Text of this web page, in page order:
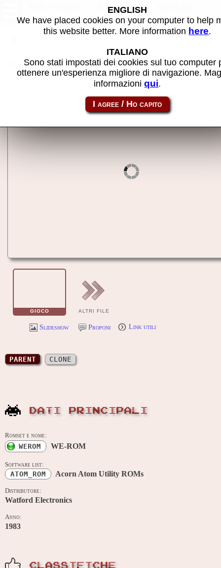
WE-ROM - Software MAME
Condividi la pagina usando questo link:
atom_rom-werom
GIOCO ALTRI FILE
Slideshow Proponi Link utili
PARENT CLONE
DATI PRINCIPALI
Romset e nome:
WEROM WE-ROM
Software list:
ATOM_ROM Acorn Atom Utility ROMs
Distributore:
Watford Electronics
Anno:
1983
CLASSIFICHE
ENGLISH
We have placed cookies on your computer to help
this website better. More information here.
ITALIANO
Sono stati impostati dei cookies sul tuo computer
ottenere un'esperienza migliore di navigazione.
informazioniqui.